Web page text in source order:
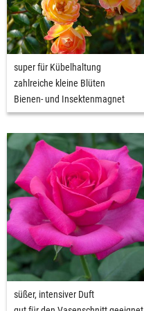
super für Kübelhaltung
zahlreiche kleine Blüten
Bienen- und Insektenmagnet
süßer, intensiver Duft